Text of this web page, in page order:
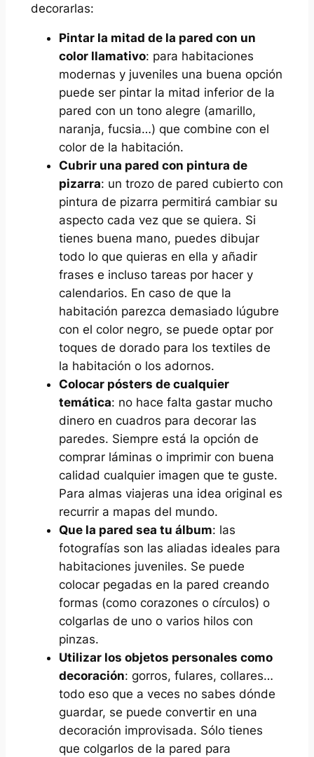
decorarlas:
Pintar la mitad de la pared con un
color llamativo: para habitaciones
modernas y juveniles una buena opción
puede ser pintar la mitad inferior de la
pared con un tono alegre (amarillo,
naranja, fucsia…) que combine con el
color de la habitación.
Cubrir una pared con pintura de
pizarra: un trozo de pared cubierto con
pintura de pizarra permitirá cambiar su
aspecto cada vez que se quiera. Si
tienes buena mano, puedes dibujar
todo lo que quieras en ella y añadir
frases e incluso tareas por hacer y
calendarios. En caso de que la
habitación parezca demasiado lúgubre
con el color negro, se puede optar por
toques de dorado para los textiles de
la habitación o los adornos.
Colocar pósters de cualquier
temática: no hace falta gastar mucho
dinero en cuadros para decorar las
paredes. Siempre está la opción de
comprar láminas o imprimir con buena
calidad cualquier imagen que te guste.
Para almas viajeras una idea original es
recurrir a mapas del mundo.
Que la pared sea tu álbum: las
fotografías son las aliadas ideales para
habitaciones juveniles. Se puede
colocar pegadas en la pared creando
formas (como corazones o círculos) o
colgarlas de uno o varios hilos con
pinzas.
Utilizar los objetos personales como
decoración: gorros, fulares, collares…
todo eso que a veces no sabes dónde
guardar, se puede convertir en una
decoración improvisada. Sólo tienes
que colgarlos de la pared para